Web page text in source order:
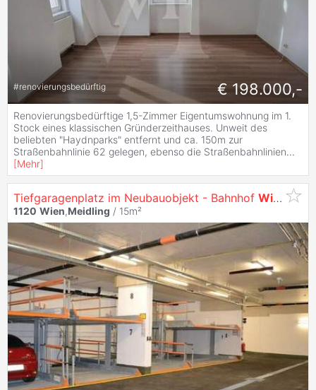
#renovierungsbedürftig € 198.000,-
Renovierungsbedürftige 1,5-Zimmer Eigentumswohnung im 1.
Stock eines klassischen Gründerzeithauses. Unweit des
beliebten "Haydnparks" entfernt und ca. 150m zur
Straßenbahnlinie 62 gelegen, ebenso die Straßenbahnlinien...
[Mehr]
Tiefgaragenplatz im Neubauobjekt - Bahnhof Wien
1120 Wien,Meidling / 15m²